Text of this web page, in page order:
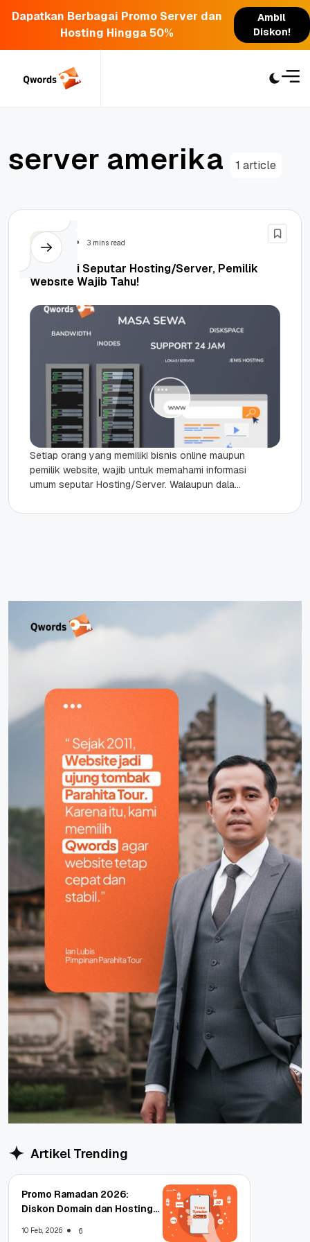
Dapatkan Berbagai Promo Server dan
Hosting Hingga 50%
Ambil
Diskon!
server amerika 1 article
Hosting 3 mins read
Informasi Seputar Hosting/Server, Pemilik
Website Wajib Tahu!
Setiap orang yang memiliki bisnis online maupun
pemilik website, wajib untuk memahami informasi
umum seputar Hosting/Server. Walaupun dalam
hosting kepada...
Artikel Trending
Promo Ramadan 2026:
Diskon Domain dan Hosting
10 Feb, 2026 6